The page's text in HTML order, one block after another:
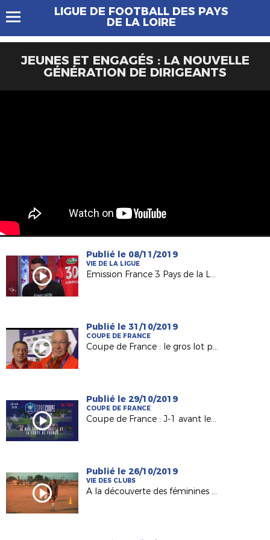
LIGUE DE FOOTBALL DES PAYS
DE LA LOIRE
JEUNES ET ENGAGÉS : LA NOUVELLE
GÉNÉRATION DE DIRIGEANTS
Publié le 08/11/2019
VIE DE LA LIGUE
Emission France 3 Pays de la Loire "USB Foot" #40
Publié le 31/10/2019
COUPE DE FRANCE
Coupe de France : le gros lot pour Mûrs-Erigné (R2)
Publié le 29/10/2019
COUPE DE FRANCE
Coupe de France : J-1 avant le tirage du 7e tour !
Publié le 26/10/2019
VIE DES CLUBS
A la découverte des féminines de l'US Le Pellerin (D44)